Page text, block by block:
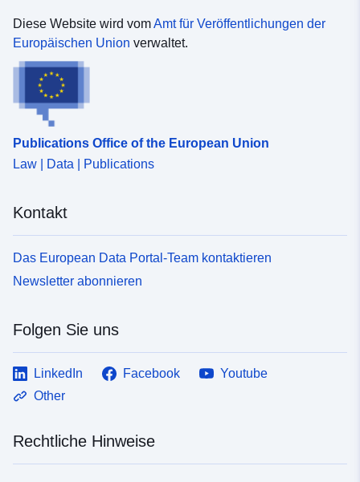
Diese Website wird vomAmt für Veröffentlichungen der
Europäischen Union verwaltet.
Publications Office of the European Union
Law | Data | Publications
Kontakt
Das European Data Portal-Team kontaktieren
Newsletter abonnieren
Folgen Sie uns
LinkedIn Facebook
Youtube
Other
Rechtliche Hinweise